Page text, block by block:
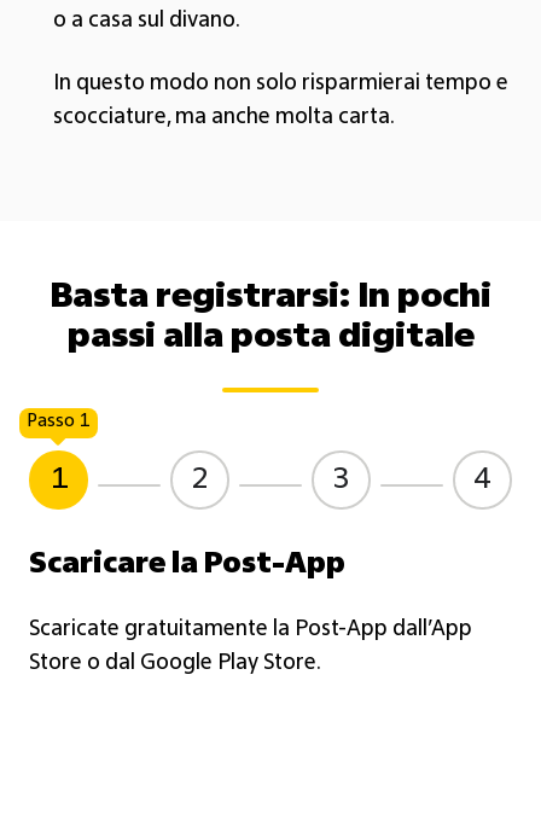
o a casa sul divano.
In questo modo non solo risparmierai tempo e
scocciature, ma anche molta carta.
Basta registrarsi: In pochi
passi alla posta digitale
Passo 1
1 2 3 4
Scaricare la Post-App
Scaricate gratuitamente la Post-App dall’App
Store o dal Google Play Store.